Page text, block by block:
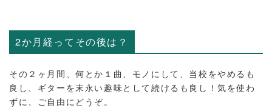
2か月経ってその後は？
その２ヶ月間、何とか１曲、モノにして、当校をやめるも
良し、ギターを末永い趣味として続けるも良し！気を使わ
ずに、ご自由にどうぞ。